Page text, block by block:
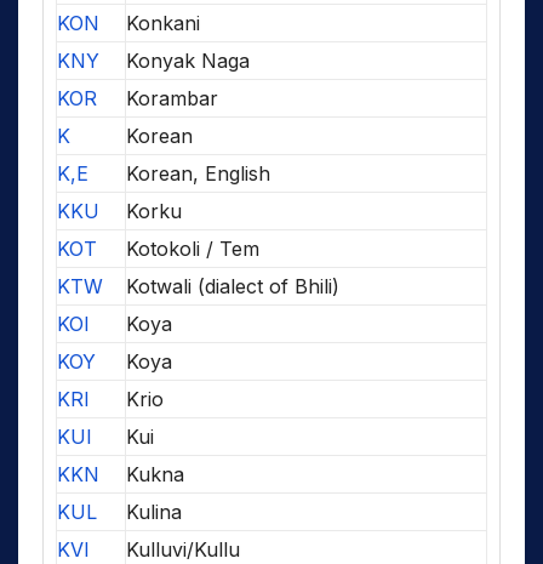
KON
Konkani
KNY
Konyak Naga
KOR
Korambar
K
Korean
K,E
Korean, English
KKU
Korku
KOT
Kotokoli / Tem
KTW
Kotwali (dialect of Bhili)
KOI
Koya
KOY
Koya
KRI
Krio
KUI
Kui
KKN
Kukna
KUL
Kulina
KVI
Kulluvi/Kullu